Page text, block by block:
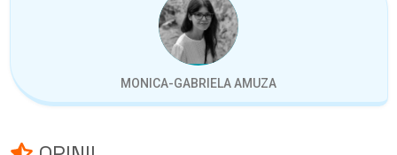
MONICA-GABRIELA AMUZA